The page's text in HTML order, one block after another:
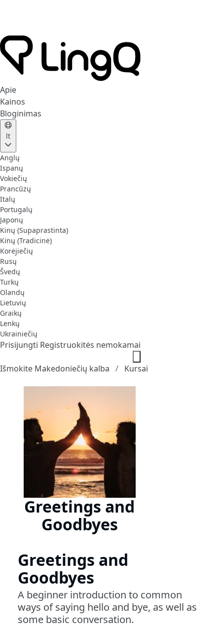
Apie
Kainos
Bloginimas
lt
Anglų
Ispanų
Vokiečių
Prancūzų
Italų
Portugalų
Japonų
Kinų (Supaprastinta)
Kinų (Tradicinė)
Korėjiečių
Rusų
Švedų
Turkų
Olandų
Lietuvių
Graikų
Lenkų
Ukrainiečių
Prisijungti Registruokitės nemokamai
Išmokite Makedoniečių kalba Kursai
Greetings and
Goodbyes
Greetings and
Goodbyes
A beginner introduction to common
ways of saying hello and bye, as well as
some basic conversation.